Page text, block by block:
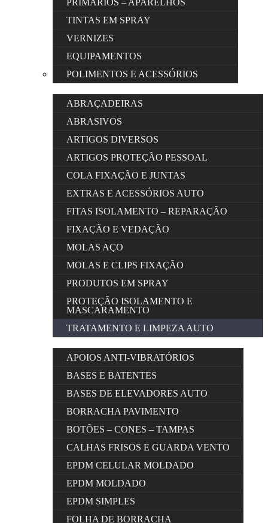
PRIMÁRIOS – APARELHOS
TINTAS EM SPRAY
VERNIZES
EQUIPAMENTOS
POLIMENTOS E ACESSÓRIOS
ABRAÇADEIRAS
ABRASIVOS
ARTIGOS DIVERSOS
ARTIGOS PROTEÇÃO PESSOAL
COLA FIXAÇÃO E JUNTAS
EXTRAS E ACESSÓRIOS AUTO
FITAS ISOLAMENTO – REPARAÇÃO
FIXAÇÃO E VEDAÇÃO
MOLAS AÇO
MOLAS E CLIPS FIXAÇÃO
PRODUTOS EM SPRAY
PROTEÇÃO ISOLAMENTO E
MASCARAMENTO
TRATAMENTO E LIMPEZA AUTO
APOIOS ANTI-VIBRATÓRIOS
BASES E BATENTES
BASES DE ELEVADORES AUTO
BORRACHA PAVIMENTO
BOTÕES – CONES – TAMPAS
CALHAS FRISOS E GUARDA VENTO
EPDM CELULAR MOLDADO
EPDM MOLDADO
EPDM SIMPLES
FOLHA DE BORRACHA